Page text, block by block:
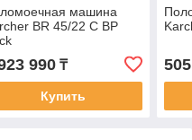
машина
BR 45/22 C BP
990₸
Купить